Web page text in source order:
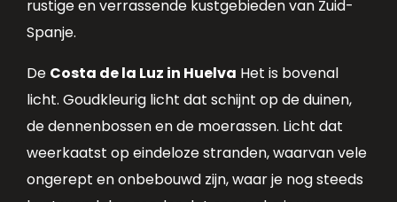
rustige en verrassende kustgebieden van Zuid-
Spanje.
De Costa de la Luz in Huelva Het is bovenal
licht. Goudkleurig licht dat schijnt op de duinen,
de dennenbossen en de moerassen. Licht dat
weerkaatst op eindeloze stranden, waarvan vele
ongerept en onbebouwd zijn, waar je nog steeds